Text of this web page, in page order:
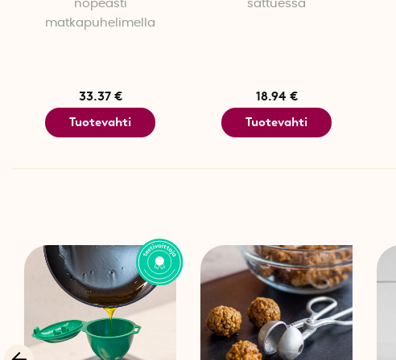
nopeasti
matkapuhelimella
33.37 €
Tuotevahti
sattuessa
18.94 €
Tuotevahti